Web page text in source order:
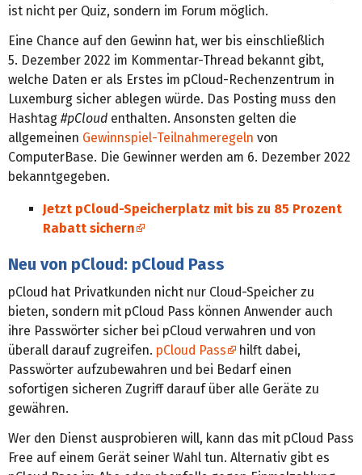
ist nicht per Quiz, sondern im Forum möglich.
Eine Chance auf den Gewinn hat, wer bis einschließlich
5. Dezember 2022 im Kommentar-Thread bekannt gibt,
welche Daten er als Erstes im pCloud-Rechenzentrum in
Luxemburg sicher ablegen würde. Das Posting muss den
Hashtag #pCloud enthalten. Ansonsten gelten die
allgemeinen Gewinnspiel-Teilnahmeregeln von
ComputerBase. Die Gewinner werden am 6. Dezember 2022
bekanntgegeben.
Jetzt pCloud-Speicherplatz mit bis zu 85 Prozent
Rabatt sichern
Neu von pCloud: pCloud Pass
pCloud hat Privatkunden nicht nur Cloud-Speicher zu
bieten, sondern mit pCloud Pass können Anwender auch
ihre Passwörter sicher bei pCloud verwahren und von
überall darauf zugreifen. pCloud Pass
hilft dabei,
Passwörter aufzubewahren und bei Bedarf einen
sofortigen sicheren Zugriff darauf über alle Geräte zu
gewähren.
Wer den Dienst ausprobieren will, kann das mit pCloud Pass
Free auf einem Gerät seiner Wahl tun. Alternativ gibt es